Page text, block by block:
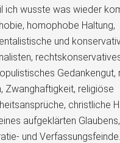
ich wusste was wieder
homophobe Haltung,
und
Gedankengut,
Zwanghaftigkeit, religiöse
christliche
aufgeklärten Glaubens,
und